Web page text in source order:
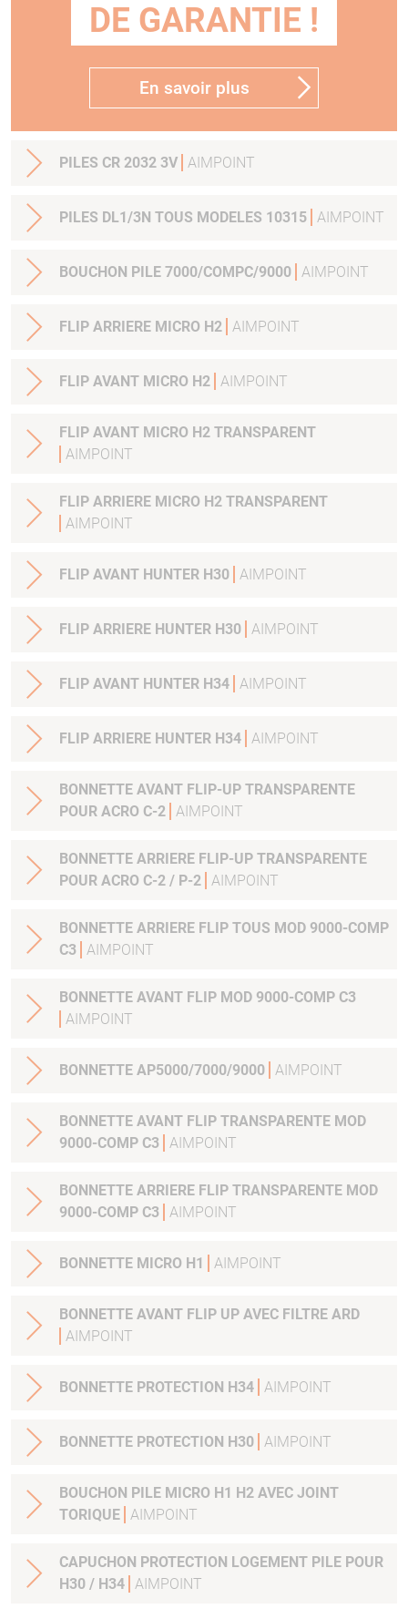
DE GARANTIE !
En savoir plus
PILES CR 2032 3V AIMPOINT
PILES DL1/3N TOUS MODELES 10315 AIMPOINT
BOUCHON PILE 7000/COMPC/9000 AIMPOINT
FLIP ARRIERE MICRO H2 AIMPOINT
FLIP AVANT MICRO H2 AIMPOINT
FLIP AVANT MICRO H2 TRANSPARENT
AIMPOINT
FLIP ARRIERE MICRO H2 TRANSPARENT
AIMPOINT
FLIP AVANT HUNTER H30 AIMPOINT
FLIP ARRIERE HUNTER H30 AIMPOINT
FLIP AVANT HUNTER H34 AIMPOINT
FLIP ARRIERE HUNTER H34 AIMPOINT
BONNETTE AVANT FLIP-UP TRANSPARENTE
POUR ACRO C-2 AIMPOINT
BONNETTE ARRIERE FLIP-UP TRANSPARENTE
POUR ACRO C-2 / P-2 AIMPOINT
BONNETTE ARRIERE FLIP TOUS MOD 9000-COMP
C3
AIMPOINT
BONNETTE AVANT FLIP MOD 9000-COMP C3
AIMPOINT
BONNETTE AP5000/7000/9000 AIMPOINT
BONNETTE AVANT FLIP TRANSPARENTE MOD
9000-COMP C3
AIMPOINT
BONNETTE ARRIERE FLIP TRANSPARENTE MOD
9000-COMP C3
AIMPOINT
BONNETTE MICRO H1 AIMPOINT
BONNETTE AVANT FLIP UP AVEC FILTRE ARD
AIMPOINT
BONNETTE PROTECTION H34 AIMPOINT
BONNETTE PROTECTION H30 AIMPOINT
BOUCHON PILE MICRO H1 H2 AVEC JOINT
TORIQUE AIMPOINT
CAPUCHON PROTECTION LOGEMENT PILE POUR
H30 / H34 AIMPOINT